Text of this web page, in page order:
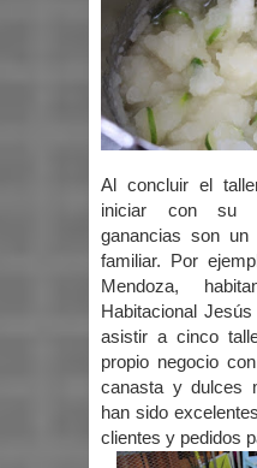
Al concluir el
iniciar con su
ganancias son
familiar. Por
Mendoza,
Habitacional
asistir a cinco
propio negocio
canasta y dulces
han sido
clientes y pedidos